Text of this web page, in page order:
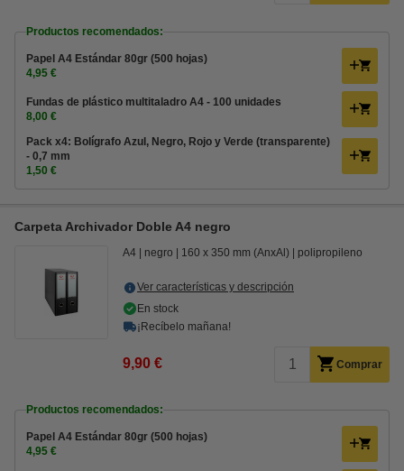
Productos recomendados:
Papel A4 Estándar 80gr (500 hojas)
4,95 €
Fundas de plástico multitaladro A4 - 100 unidades
8,00 €
Pack x4: Bolígrafo Azul, Negro, Rojo y Verde (transparente)
- 0,7 mm
1,50 €
Carpeta Archivador Doble A4 negro
A4 negro 160 x 350 mm (AnxAl) polipropileno
Ver características y descripción
En stock
¡Recíbelo mañana!
9,90 € Comprar
Productos recomendados:
Papel A4 Estándar 80gr (500 hojas)
4,95 €